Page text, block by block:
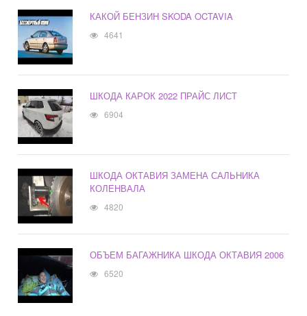
КАКОЙ БЕНЗИН SKODA OCTAVIA
4641
ШКОДА КАРОК 2022 ПРАЙС ЛИСТ
6904
ШКОДА ОКТАВИЯ ЗАМЕНА САЛЬНИКА
КОЛЕНВАЛА
4820
ОБЪЕМ БАГАЖНИКА ШКОДА ОКТАВИЯ 2006
6520